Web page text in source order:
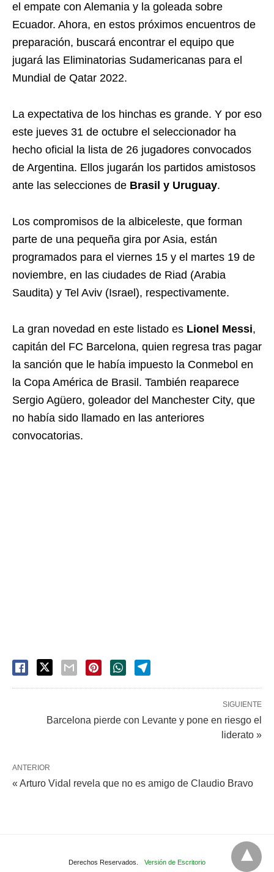
el empate con Alemania y la goleada sobre
Ecuador. Ahora, en estos próximos encuentros de
preparación, buscará encontrar el equipo que
jugará las Eliminatorias Sudamericanas para el
Mundial de Qatar 2022.
La expectativa de los hinchas es grande. Y por eso
este jueves 31 de octubre el seleccionador ha
hecho oficial la lista de 26 jugadores convocados
de Argentina. Ellos jugarán los partidos amistosos
ante las selecciones de Brasil y Uruguay.
Los compromisos de la albiceleste, que forman
parte de una pequeña gira por Asia, están
programados para el viernes 15 y el martes 19 de
noviembre, en las ciudades de Riad (Arabia
Saudita) y Tel Aviv (Israel), respectivamente.
La gran novedad en este listado es Lionel Messi,
capitán del FC Barcelona, quien regresa tras pagar
la sanción que le había impuesto la Conmebol en
la Copa América de Brasil. También reaparece
Sergio Agüero, goleador del Manchester City, que
no había sido llamado en las anteriores
convocatorias.
SIGUIENTE
Barcelona pierde con Levante y pone en riesgo el
liderato »
ANTERIOR
« Arturo Vidal revela que no es amigo de Claudio Bravo
Derechos Reservados. Versión de Escritorio